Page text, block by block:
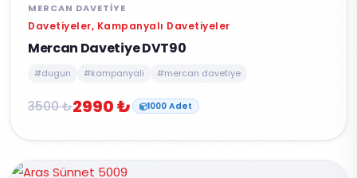
MERCAN DAVETIYE
Davetiyeler, Kampanyalı Davetiyeler
Mercan Davetiye DVT90
#dugun #kampanyali #mercan davetiye
3500 ₺2990 ₺ 1000 Adet